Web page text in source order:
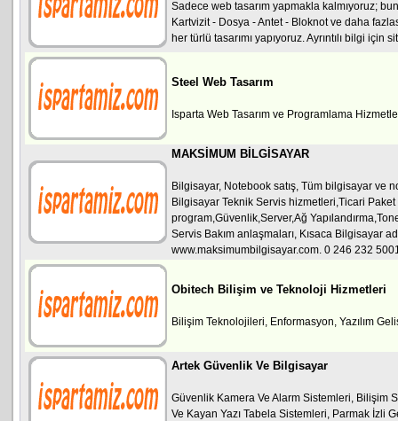
Sadece web tasarım yapmakla kalmıyoruz;
Kartvizit - Dosya - Antet - Bloknot ve daha
her türlü tasarımı yapıyoruz. Ayrıntılı bilgi için
Steel Web Tasarım
Isparta Web Tasarım ve Programlama
MAKSİMUM BİLGİSAYAR
Bilgisayar, Notebook satış, Tüm bilgisayar ve
Bilgisayar Teknik Servis hizmetleri,Ticari Paket
program,Güvenlik,Server,Ağ
Servis Bakım anlaşmaları, Kısaca Bilgisayar
www.maksimumbilgisayar.com. 0 246 232
Obitech Bilişim ve Teknoloji Hizmetleri
Bilişim Teknolojileri, Enformasyon, Yazılım
Artek Güvenlik Ve Bilgisayar
Güvenlik Kamera Ve Alarm Sistemleri, Bilişim
Ve Kayan Yazı Tabela Sistemleri, Parmak İzli